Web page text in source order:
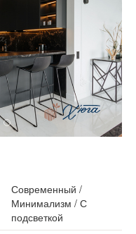
Современный /
Минимализм / С
подсветкой